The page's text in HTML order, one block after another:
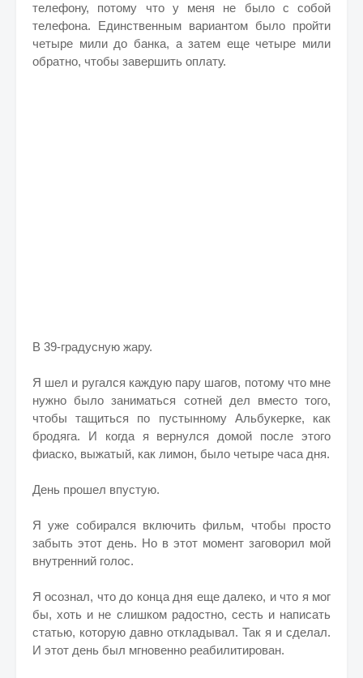
телефону, потому что у меня не было с собой
телефона. Единственным вариантом было пройти
четыре мили до банка, а затем еще четыре мили
обратно, чтобы завершить оплату.
В 39-градусную жару.
Я шел и ругался каждую пару шагов, потому что мне
нужно было заниматься сотней дел вместо того,
чтобы тащиться по пустынному Альбукерке, как
бродяга. И когда я вернулся домой после этого
фиаско, выжатый, как лимон, было четыре часа дня.
День прошел впустую.
Я уже собирался включить фильм, чтобы просто
забыть этот день. Но в этот момент заговорил мой
внутренний голос.
Я осознал, что до конца дня еще далеко, и что я мог
бы, хоть и не слишком радостно, сесть и написать
статью, которую давно откладывал. Так я и сделал.
И этот день был мгновенно реабилитирован.